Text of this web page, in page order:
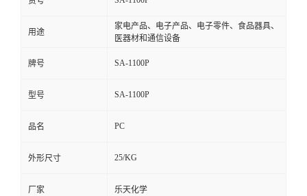
言
用途
家电产品、电子产品、电子零件、食品器具、
医器材和通信设备
牌号 SA-1100P
型号 SA-1100P
品名 PC
外形尺寸 25/KG
厂家 乐天化学